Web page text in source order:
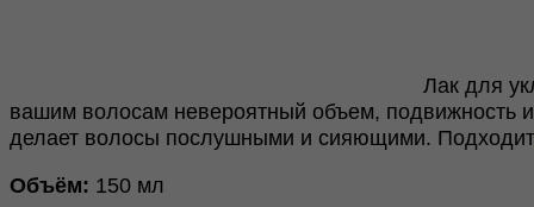
Лак для
вашим волосам невероятный объем, подвижность
делает волосы послушными и сияющими. Подходит
Объём: 150 мл